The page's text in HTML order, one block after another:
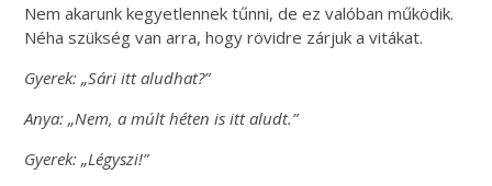
Nem akarunk kegyetlennek tűnni, de ez valóban működik.
Néha szükség van arra, hogy rövidre zárjuk a vitákat.
Gyerek: „Sári itt aludhat?”
Anya: „Nem, a múlt héten is itt aludt.”
Gyerek: „Légyszi!”